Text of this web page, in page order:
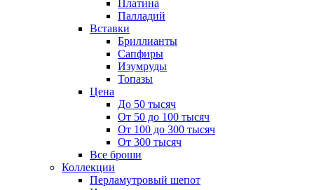
Платина
Палладий
Вставки
Бриллианты
Сапфиры
Изумруды
Топазы
Цена
До 50 тысяч
От 50 до 100 тысяч
От 100 до 300 тысяч
От 300 тысяч
Все броши
Коллекции
Перламутровый шепот